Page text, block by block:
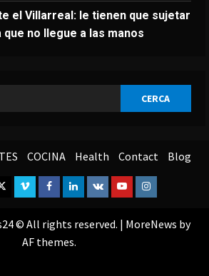
el Villarreal: le tienen que sujetar
no llegue a las manos
COCINA Health Contact Blog
VimeoFacebook
Linkedin
VK YoutubeInstagram
© All rights reserved. | MoreNews by
AF themes.